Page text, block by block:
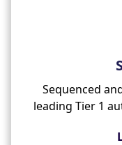
Sequenced
leading Tier 1